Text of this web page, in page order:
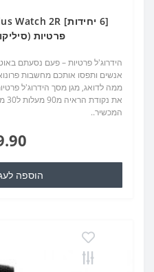
פרטיות
הידרוג'ל פרטיות – פעם נסעתם
אנשים ותפסו אותכם מחשבות
ממה לדואג, מגן מסך הידרוג'ל
המכשיר..
הוספה